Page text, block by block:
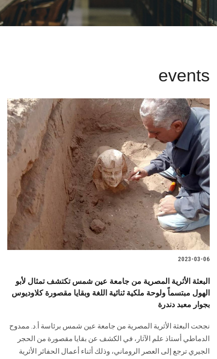
البحث العلمي
الأنظمة الذكية
الإعلام
تواصل معنا
الطلاب
هيئة التدريس
الدراسات العليا
الموظفون
سجل الان
events
2023-03-06
البعثة الأثرية المصرية من جامعة عين شمس تكتشف تمثال لأبو
الهول مبتسماً ولوحة ملكية ثنائية اللغة وبقايا مقصورة كلاوديوس
بجوار معبد دندرة
نجحت البعثة الأثرية المصرية من جامعة عين شمس برئاسة أ.د. ممدوح
الدماطي أستاذ علم الآثار، في الكشف عن بقايا مقصورة من الحجر
الجيري ترجع إلى العصر الروماني، وذلك أثناء أعمال الحفائر الأثرية